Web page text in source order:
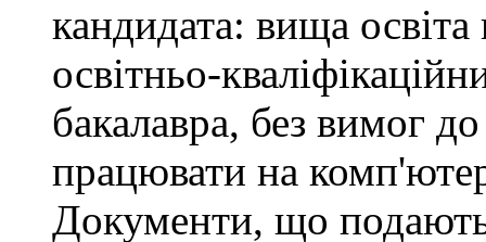
кандидата: вища
освітньо-
бакалавра, без вимог
працювати на
Документи, що